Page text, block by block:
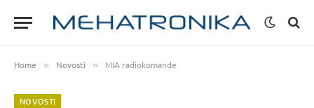
Home » Novosti » MIA radiokomande
NOVOSTI